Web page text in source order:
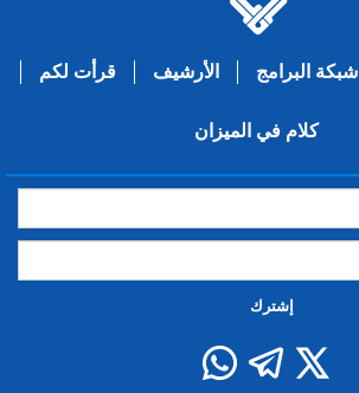
شبكة البرامج الأرشيف قرأت لكم
كلام في الميزان
إشترك